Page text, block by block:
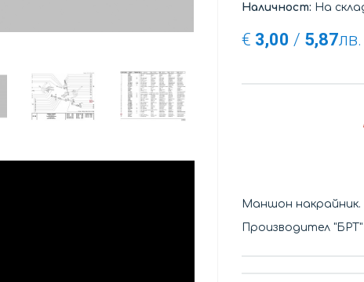
Наличност: На
€ 3,00 / 5,87лв.
Маншон накрайник.
Производител